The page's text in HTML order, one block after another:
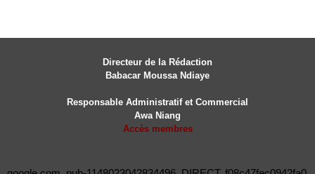
Directeur de la Rédaction
Babacar Moussa Ndiaye
Responsable Administratif et Commercial
Awa Niang
Accès membres